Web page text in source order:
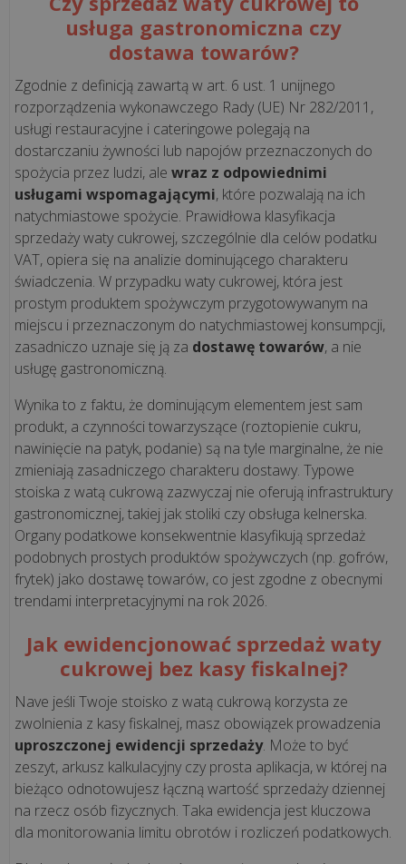
bezpieczny?
„pusta
faktura”
może
trafić
do...
Kto
w
Twojej
firmie
odpowie
za
KSeF?
Wyjaśniamy
model
uprawn...
Rewolucja
1
stycznia
2027!
Koniec
paragonów
NIP
artykuły
>>
OPROGRAMOWANIE
usługa gastronomiczna czy
dostawa towarów?
Zgodnie z definicją zawartą w art. 6 ust. 1 unijnego
rozporządzenia wykonawczego Rady (UE) Nr 282/2011,
usługi restauracyjne i cateringowe polegają na
dostarczaniu żywności lub napojów przeznaczonych do
spożycia przez ludzi, ale wraz z odpowiednimi
usługami wspomagającymi, które pozwalają na ich
natychmiastowe spożycie. Prawidłowa klasyfikacja
sprzedaży waty cukrowej, szczególnie dla celów podatku
VAT, opiera się na analizie dominującego charakteru
świadczenia. W przypadku waty cukrowej, która jest
prostym produktem spożywczym przygotowywanym na
miejscu i przeznaczonym do natychmiastowej konsumpcji,
zasadniczo uznaje się ją za dostawę towarów, a nie
usługę gastronomiczną.
Wynika to z faktu, że dominującym elementem jest sam
produkt, a czynności towarzyszące (roztopienie cukru,
nawinięcie na patyk, podanie) są na tyle marginalne, że nie
zmieniają zasadniczego charakteru dostawy. Typowe
stoiska z watą cukrową zazwyczaj nie oferują infrastruktury
gastronomicznej, takiej jak stoliki czy obsługa kelnerska.
Organy podatkowe konsekwentnie klasyfikują sprzedaż
podobnych prostych produktów spożywczych (np. gofrów,
frytek) jako dostawę towarów, co jest zgodne z obecnymi
trendami interpretacyjnymi na rok 2026.
Jak ewidencjonować sprzedaż waty
cukrowej bez kasy fiskalnej?
Nave jeśli Twoje stoisko z watą cukrową korzysta ze
zwolnienia z kasy fiskalnej, masz obowiązek prowadzenia
uproszczonej ewidencji sprzedaży. Może to być
zeszyt, arkusz kalkulacyjny czy prosta aplikacja, w której na
bieżąco odnotowujesz łączną wartość sprzedaży dziennej
na rzecz osób fizycznych. Taka ewidencja jest kluczowa
dla monitorowania limitu obrotów i rozliczeń podatkowych.